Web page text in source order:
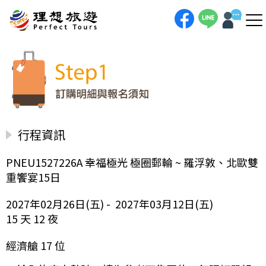
行程資訊
PNEU1527226A 幸福極光 極圈郵輪 ~ 羅浮敦、北歐雙
重饗宴15日
2027年02月26日(五) - 2027年03月12日(五)
15 天 12 夜
經濟艙 17 位